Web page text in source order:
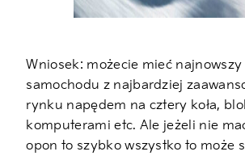
Wniosek: możecie mieć
samochodu z najbardziej
rynku napędem na cztery koła,
komputerami etc. Ale jeżeli nie
opon to szybko wszystko to może